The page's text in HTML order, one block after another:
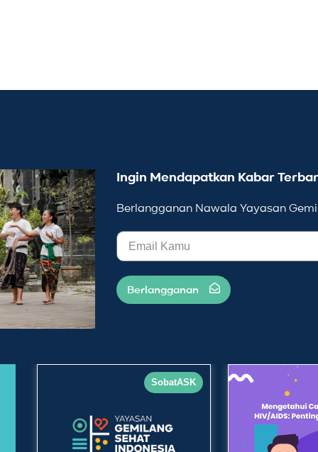
Ingin Mendapatkan Kabar
Berlangganan Nawala Yayasan
Berlangganan
SobatASK